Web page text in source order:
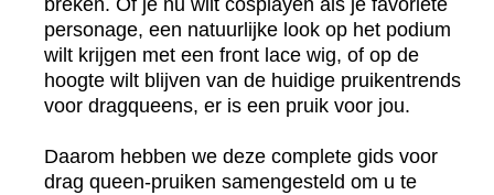
breken. Of je nu wilt cosplayen als je favoriete
personage, een natuurlijke look op het podium
wilt krijgen met een front lace wig, of op de
hoogte wilt blijven van de huidige pruikentrends
voor dragqueens, er is een pruik voor jou.
Daarom hebben we deze complete gids voor
drag queen-pruiken samengesteld om u te